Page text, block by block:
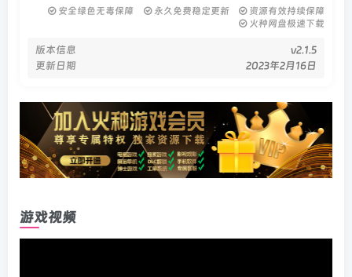
安全绿色无毒保障 永久免费稳定更新
资源有效持续保障
火种网盘极速下载
版本信息
v2.1.5
更新日期
2023年2月16日
游戏视频